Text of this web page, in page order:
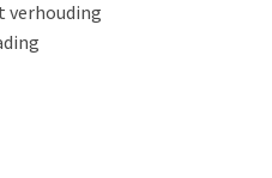
verhouding